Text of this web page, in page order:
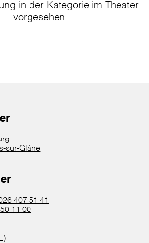
in der Kategorie im Theater
vorgesehen
sur-Glâne
407 51 41
11 00